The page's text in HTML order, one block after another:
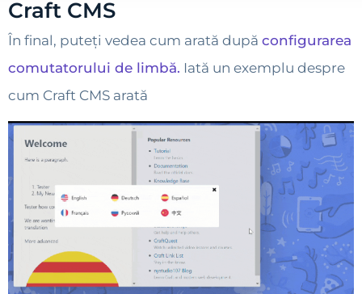
Craft CMS
În final, puteți vedea cum arată după configurarea
comutatorului de limbă. Iată un exemplu despre
cum Craft CMS arată